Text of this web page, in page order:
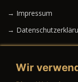
→ Impressum
→
Wir